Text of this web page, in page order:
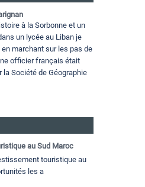
à la Sorbonne et un
un lycée au Liban je
marchant sur les pas de
officier français était
la Société de Géographie
au Sud Maroc
touristique au
les a